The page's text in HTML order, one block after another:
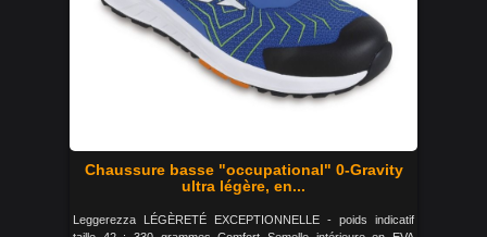
Chaussure basse "occupational" 0-Gravity
ultra légère, en...
Leggerezza LÉGÈRETÉ EXCEPTIONNELLE - poids indicatif